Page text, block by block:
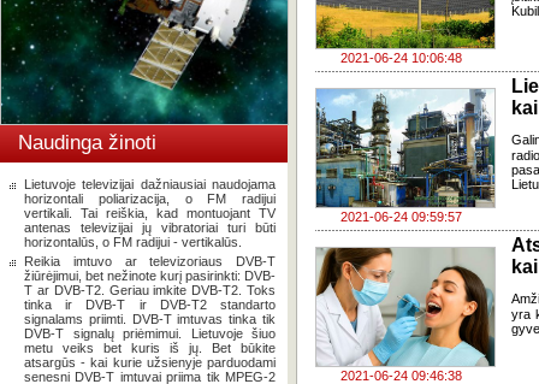
Naudinga žinoti
Lietuvoje televizijai dažniausiai naudojama
horizontali poliarizacija, o FM radijui
vertikali. Tai reiškia, kad montuojant TV
antenas televizijai jų vibratoriai turi būti
horizontalūs, o FM radijui - vertikalūs.
Reikia imtuvo ar televizoriaus DVB-T
žiūrėjimui, bet nežinote kurį pasirinkti: DVB-
T ar DVB-T2. Geriau imkite DVB-T2. Toks
tinka ir DVB-T ir DVB-T2 standarto
signalams priimti. DVB-T imtuvas tinka tik
DVB-T signalų priėmimui. Lietuvoje šiuo
metu veiks bet kuris iš jų. Bet būkite
atsargūs - kai kurie užsienyje parduodami
senesni DVB-T imtuvai priima tik MPEG-2
2021-06-24 10:06:48
2021-06-24 09:59:57
2021-06-24 09:46:38
yra